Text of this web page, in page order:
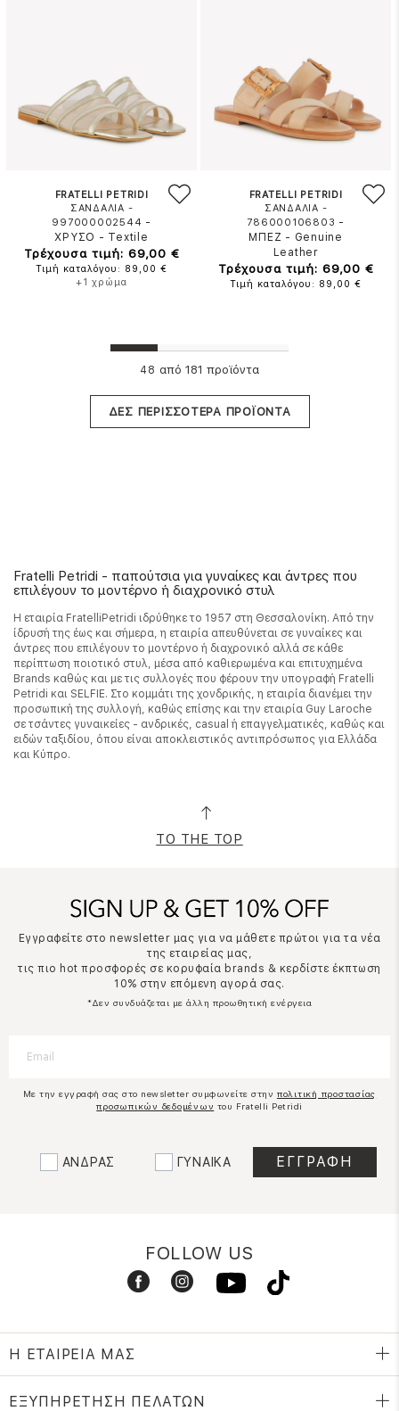
FRATELLI PETRIDI
ΣΑΝΔΑΛΙΑ -
997000002544 -
ΧΡΥΣΟ - Textile
Τρέχουσα τιμή: 69,00 €
Τιμή καταλόγου: 89,00 €
+1 χρώμα
FRATELLI PETRIDI
ΣΑΝΔΑΛΙΑ -
786000106803 -
ΜΠΕΖ - Genuine
Leather
Τρέχουσα τιμή: 69,00 €
Τιμή καταλόγου: 89,00 €
48 από 181 προϊόντα
ΔΕΣ ΠΕΡΙΣΣΟΤΕΡΑ ΠΡΟΪΟΝΤΑ
Fratelli Petridi - παπούτσια για γυναίκες και άντρες που
επιλέγουν το μοντέρνο ή διαχρονικό στυλ
Η εταιρία FratelliPetridi ιδρύθηκε το 1957 στη Θεσσαλονίκη. Από την
ίδρυσή της έως και σήμερα, η εταιρία απευθύνεται σε γυναίκες και
άντρες που επιλέγουν το μοντέρνο ή διαχρονικό αλλά σε κάθε
περίπτωση ποιοτικό στυλ, μέσα από καθιερωμένα και επιτυχημένα
Brands καθώς και με τις συλλογές που φέρουν την υπογραφή Fratelli
Petridi και SELFIE. Στο κομμάτι της χονδρικής, η εταιρία διανέμει την
προσωπική της συλλογή, καθώς επίσης και την εταιρία Guy Laroche
σε τσάντες γυναικείες - ανδρικές, casual ή επαγγελματικές, καθώς και
ειδών ταξιδίου, όπου είναι αποκλειστικός αντιπρόσωπος για Ελλάδα
και Κύπρο.
TO THE TOP
Εγγραφείτε στο newsletter μας για να μάθετε πρώτοι για τα νέα
της εταιρείας μας,
τις πιο hot προσφορές σε κορυφαία brands & κερδίστε έκπτωση
10% στην επόμενη αγορά σας.
*Δεν συνδυάζεται με άλλη προωθητική ενέργεια
Με την εγγραφή σας στο newsletter συμφωνείτε στην πολιτική προστασίας
προσωπικών δεδομένων του Fratelli Petridi
ΑΝΔΡΑΣ ΓΥΝΑΙΚΑ
FOLLOW US
Η ΕΤΑΙΡΕΙΑ ΜΑΣ
ΕΞΥΠΗΡΕΤΗΣΗ ΠΕΛΑΤΩΝ